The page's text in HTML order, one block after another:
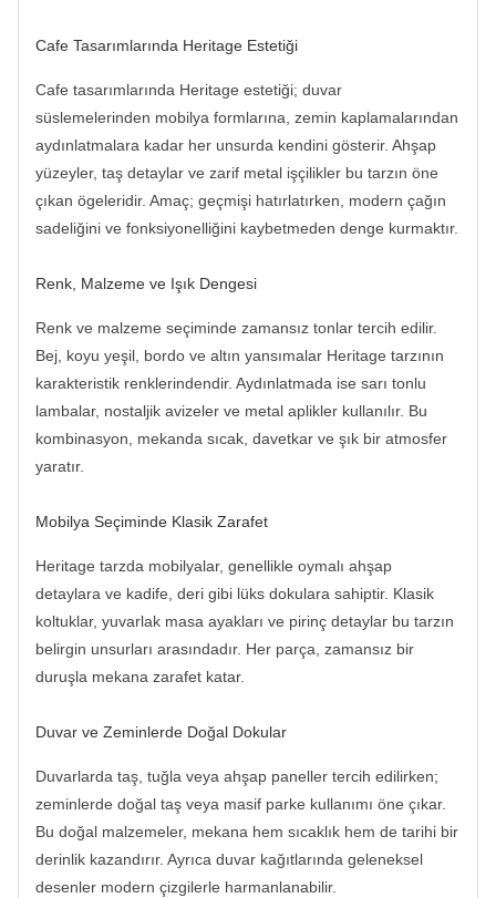
Cafe Tasarımlarında Heritage Estetiği
Cafe tasarımlarında Heritage estetiği; duvar
süslemelerinden mobilya formlarına, zemin kaplamalarından
aydınlatmalara kadar her unsurda kendini gösterir. Ahşap
yüzeyler, taş detaylar ve zarif metal işçilikler bu tarzın öne
çıkan ögeleridir. Amaç; geçmişi hatırlatırken, modern çağın
sadeliğini ve fonksiyonelliğini kaybetmeden denge kurmaktır.
Renk, Malzeme ve Işık Dengesi
Renk ve malzeme seçiminde zamansız tonlar tercih edilir.
Bej, koyu yeşil, bordo ve altın yansımalar Heritage tarzının
karakteristik renklerindendir. Aydınlatmada ise sarı tonlu
lambalar, nostaljik avizeler ve metal aplikler kullanılır. Bu
kombinasyon, mekanda sıcak, davetkar ve şık bir atmosfer
yaratır.
Mobilya Seçiminde Klasik Zarafet
Heritage tarzda mobilyalar, genellikle oymalı ahşap
detaylara ve kadife, deri gibi lüks dokulara sahiptir. Klasik
koltuklar, yuvarlak masa ayakları ve pirinç detaylar bu tarzın
belirgin unsurları arasındadır. Her parça, zamansız bir
duruşla mekana zarafet katar.
Duvar ve Zeminlerde Doğal Dokular
Duvarlarda taş, tuğla veya ahşap paneller tercih edilirken;
zeminlerde doğal taş veya masif parke kullanımı öne çıkar.
Bu doğal malzemeler, mekana hem sıcaklık hem de tarihi bir
derinlik kazandırır. Ayrıca duvar kağıtlarında geleneksel
desenler modern çizgilerle harmanlanabilir.